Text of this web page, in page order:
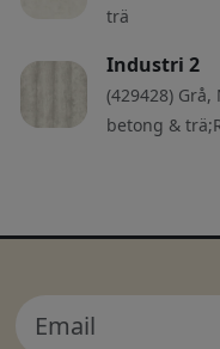
trä
Industri 2
(429428)
betong &